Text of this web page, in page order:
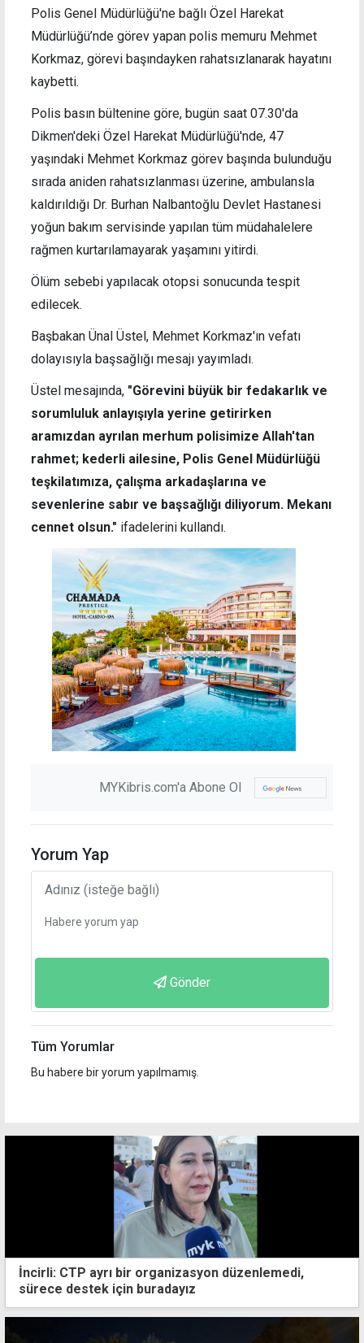
Polis Genel Müdürlüğü'ne bağlı Özel Harekat
Müdürlüğü’nde görev yapan polis memuru Mehmet
Korkmaz, görevi başındayken rahatsızlanarak hayatını
kaybetti.
Polis basın bültenine göre, bugün saat 07.30'da
Dikmen'deki Özel Harekat Müdürlüğü'nde, 47
yaşındaki Mehmet Korkmaz görev başında bulunduğu
sırada aniden rahatsızlanması üzerine, ambulansla
kaldırıldığı Dr. Burhan Nalbantoğlu Devlet Hastanesi
yoğun bakım servisinde yapılan tüm müdahalelere
rağmen kurtarılamayarak yaşamını yitirdi.
Ölüm sebebi yapılacak otopsi sonucunda tespit
edilecek.
Başbakan Ünal Üstel, Mehmet Korkmaz'ın vefatı
dolayısıyla başsağlığı mesajı yayımladı.
Üstel mesajında, "Görevini büyük bir fedakarlık ve
sorumluluk anlayışıyla yerine getirirken
aramızdan ayrılan merhum polisimize Allah'tan
rahmet; kederli ailesine, Polis Genel Müdürlüğü
teşkilatımıza, çalışma arkadaşlarına ve
sevenlerine sabır ve başsağlığı diliyorum. Mekanı
cennet olsun." ifadelerini kullandı.
MYKibris.com'a Abone Ol
Yorum Yap
Gönder
Tüm Yorumlar
Bu habere bir yorum yapılmamış.
İncirli: CTP ayrı bir organizasyon düzenlemedi,
sürece destek için buradayız